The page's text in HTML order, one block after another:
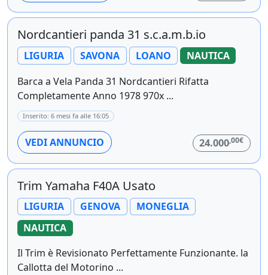
Nordcantieri panda 31 s.c.a.m.b.io
LIGURIA SAVONA LOANO
NAUTICA
Barca a Vela Panda 31 Nordcantieri Rifatta
Completamente Anno 1978 970x ...
Inserito: 6 mesi fa alle 16:05
VEDI ANNUNCIO 24.000,00€
Trim Yamaha F40A Usato
LIGURIA GENOVA
MONEGLIA
NAUTICA
Il Trim è Revisionato Perfettamente Funzionante. la
Callotta del Motorino ...